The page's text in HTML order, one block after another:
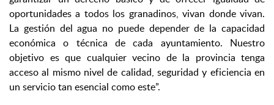
oportunidades a todos los granadinos, vivan donde vivan.
La gestión del agua no puede depender de la capacidad
económica o técnica de cada ayuntamiento. Nuestro
objetivo es que cualquier vecino de la provincia tenga
acceso al mismo nivel de calidad, seguridad y eficiencia en
un servicio tan esencial como este”.